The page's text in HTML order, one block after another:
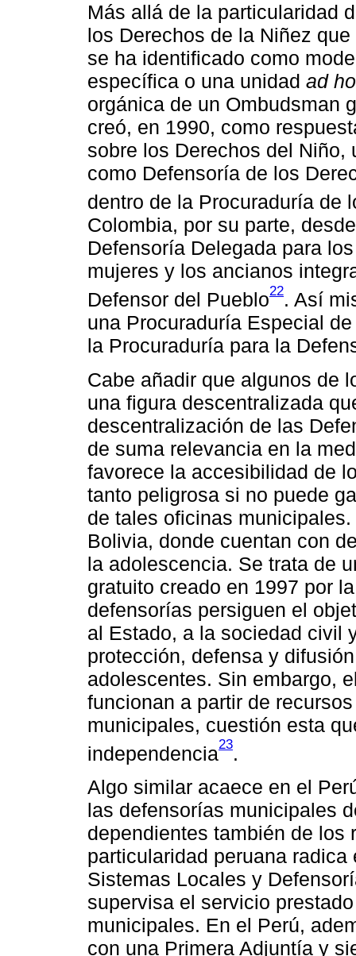
Más allá de la particularidad
los Derechos de la Niñez
se ha identificado como
específica o una unidad ad
orgánica de un Ombudsman
creó, en 1990, como
sobre los Derechos del
como Defensoría de los
dentro de la Procuraduría de
Colombia, por su parte,
Defensoría Delegada para
mujeres y los ancianos
Defensor del Pueblo22. Así
una Procuraduría Especial
la Procuraduría para la
Cabe añadir que algunos de
una figura descentralizada
descentralización de las
de suma relevancia en la
favorece la accesibilidad de
tanto peligrosa si no puede
de tales oficinas
Bolivia, donde cuentan con
la adolescencia. Se trata de
gratuito creado en 1997 por
defensorías persiguen el
al Estado, a la sociedad civil
protección, defensa y
adolescentes. Sin embargo,
funcionan a partir de
municipales, cuestión esta
independencia23.
Algo similar acaece en el
las defensorías municipales
dependientes también de los
particularidad peruana
Sistemas Locales y
supervisa el servicio
municipales. En el Perú,
con una Primera Adjuntía y